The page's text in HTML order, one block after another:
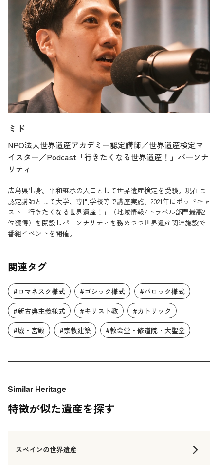
ミド
NPO法人世界遺産アカデミー認定講師／世界遺産検定マ
イスター／Podcast「行きたくなる世界遺産！」パーソナ
リティ
広島県出身。平和継承の入口として世界遺産検定を受験。現在は
認定講師として大学、専門学校等で講座実施。2021年にポッドキャ
スト「行きたくなる世界遺産！」（地域情報/トラベル部門最高2
位獲得）を開設しパーソナリティを務めつつ世界遺産関連施設で
番組イベントを開催。
関連タグ
#ロマネスク様式 #ゴシック様式
#バロック様式
#新古典主義様式
#キリスト教
#カトリック
#城・宮殿
#宗教建築 #教会堂・修道院・大聖堂
Similar Heritage
特徴が似た遺産を探す
スペインの世界遺産